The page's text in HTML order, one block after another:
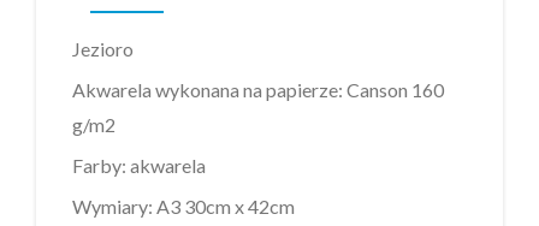
Jezioro
Akwarela wykonana na papierze: Canson 160
g/m2
Farby: akwarela
Wymiary: A3 30cm x 42cm